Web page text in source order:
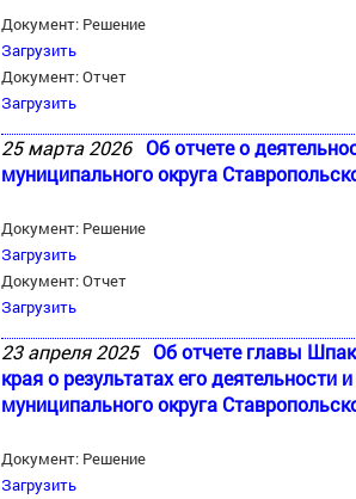
Документ: Решение
Загрузить
Документ: Отчет
Загрузить
25 марта 2026 Об отчете о
муниципального округа
Документ: Решение
Загрузить
Документ: Отчет
Загрузить
23 апреля 2025 Об отчете главы
края о результатах его
муниципального округа
Документ: Решение
Загрузить